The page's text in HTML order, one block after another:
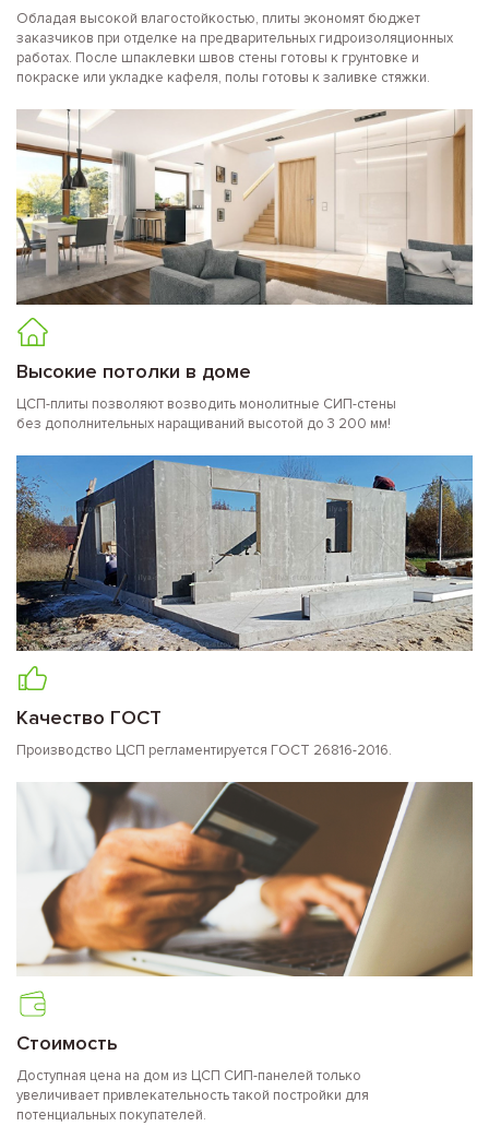
Обладая высокой влагостойкостью, плиты экономят бюджет
заказчиков при отделке на предварительных гидроизоляционных
работах. После шпаклевки швов стены готовы к грунтовке и
покраске или укладке кафеля, полы готовы к заливке стяжки.
Высокие потолки в доме
ЦСП-плиты позволяют возводить монолитные СИП-стены
без дополнительных наращиваний высотой до 3 200 мм!
Качество ГОСТ
Производство ЦСП регламентируется ГОСТ 26816-2016.
Стоимость
Доступная цена на дом из ЦСП СИП-панелей только
увеличивает привлекательность такой постройки для
потенциальных покупателей.